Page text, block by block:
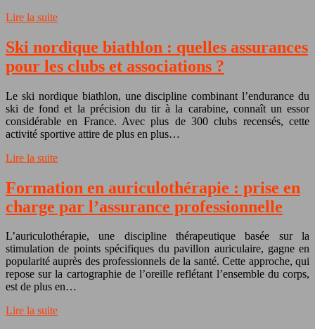
Lire la suite
Ski nordique biathlon : quelles assurances
pour les clubs et associations ?
Le ski nordique biathlon, une discipline combinant l’endurance du
ski de fond et la précision du tir à la carabine, connaît un essor
considérable en France. Avec plus de 300 clubs recensés, cette
activité sportive attire de plus en plus…
Lire la suite
Formation en auriculothérapie : prise en
charge par l’assurance professionnelle
L’auriculothérapie, une discipline thérapeutique basée sur la
stimulation de points spécifiques du pavillon auriculaire, gagne en
popularité auprès des professionnels de la santé. Cette approche, qui
repose sur la cartographie de l’oreille reflétant l’ensemble du corps,
est de plus en…
Lire la suite